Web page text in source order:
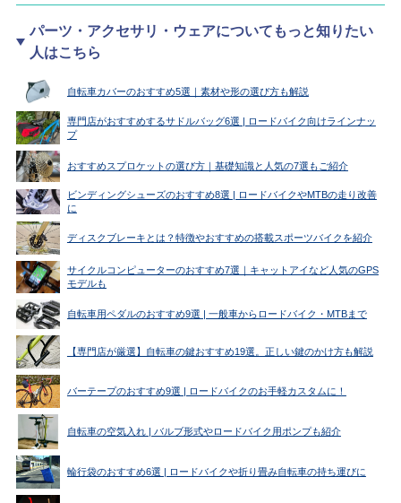
パーツ・アクセサリ・ウェアについてもっと知りたい
人はこちら
自転車カバーのおすすめ5選｜素材や形の選び方も解説
専門店がおすすめするサドルバッグ6選 | ロードバイク向けラインナッ
プ
おすすめスプロケットの選び方｜基礎知識と人気の7選もご紹介
ビンディングシューズのおすすめ8選 | ロードバイクやMTBの走り改善
に
ディスクブレーキとは？特徴やおすすめの搭載スポーツバイクを紹介
サイクルコンピューターのおすすめ7選｜キャットアイなど人気のGPS
モデルも
自転車用ペダルのおすすめ9選 | 一般車からロードバイク・MTBまで
【専門店が厳選】自転車の鍵おすすめ19選。正しい鍵のかけ方も解説
バーテープのおすすめ9選 | ロードバイクのお手軽カスタムに！
自転車の空気入れ | バルブ形式やロードバイク用ポンプも紹介
輪行袋のおすすめ6選 | ロードバイクや折り畳み自転車の持ち運びに